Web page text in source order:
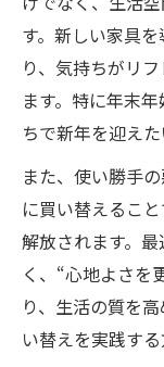
す。新しい家具
り、気持ちがリ
ます。特に年末
ちで新年を迎え
また、使い勝手
に買い替えるこ
解放されます。
く、“心地よさを
り、生活の質を
い替えを実践する